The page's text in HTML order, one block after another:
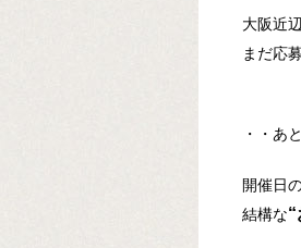
大阪近
まだ応
・・あ
開催日
結構な